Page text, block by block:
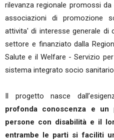
rilevanza regionale promossi
associazioni di promozione
attivita' di interesse generale di
settore e finanziato dalla
Salute e il Welfare - Servizio
sistema integrato socio
Il progetto nasce
profonda conoscenza e
persone con disabilità e il
entrambe le parti si faciliti